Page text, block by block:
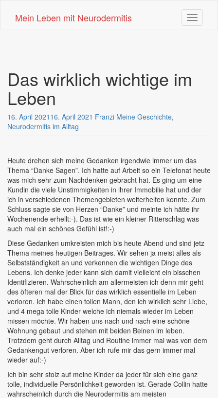
Mein Leben mit Neurodermitis Toggle
Das wirklich wichtige im
Leben
16. April 2021 16. April 2021 Franzi Meine Geschichte,
Neurodermitis im Alltag
Heute drehen sich meine Gedanken irgendwie immer um das
Thema “Danke Sagen”. Ich hatte auf Arbeit so ein Telefonat heute
was mich sehr zum Nachdenken gebracht hat. Es ging um eine
Kundin die viele Unstimmigkeiten in ihrer Immobilie hat und der
ich in verschiedenen Themengebieten weiterhelfen konnte. Zum
Schluss sagte sie von Herzen “Danke” und meinte ich hätte ihr
Wochenende erhellt:-). Das ist wie ein kleiner Ritterschlag was
auch mal ein schönes Gefühl ist!:-)
Diese Gedanken umkreisten mich bis heute Abend und sind jetz
Thema meines heutigen Beitrages. Wir sehen ja meist alles als
Selbstständigkeit an und verkennen die wichtigen Dinge des
Lebens. Ich denke jeder kann sich damit vielleicht ein bisschen
Identifizieren. Wahrscheinlich am allermeisten ich denn mir geht
des öfteren mal der Blick für das wirklich essentielle im Leben
verloren. Ich habe einen tollen Mann, den ich wirklich sehr Liebe,
und 4 mega tolle Kinder welche ich niemals wieder im Leben
missen möchte. Wir haben uns nach und nach eine schöne
Wohnung gebaut und stehen mit beiden Beinen im leben.
Trotzdem geht durch Alltag und Routine immer mal was von dem
Gedankengut verloren. Aber ich rufe mir das gern immer mal
wieder auf:-)
Ich bin sehr stolz auf meine Kinder da jeder für sich eine ganz
tolle, individuelle Persönlichkeit geworden ist. Gerade Collin hatte
wahrscheinlich durch die Neurodermitis am meisten